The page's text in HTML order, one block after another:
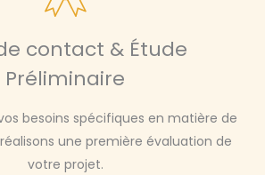
contact & Étude
Préliminaire
besoins spécifiques en matière de
une première évaluation de
votre projet.